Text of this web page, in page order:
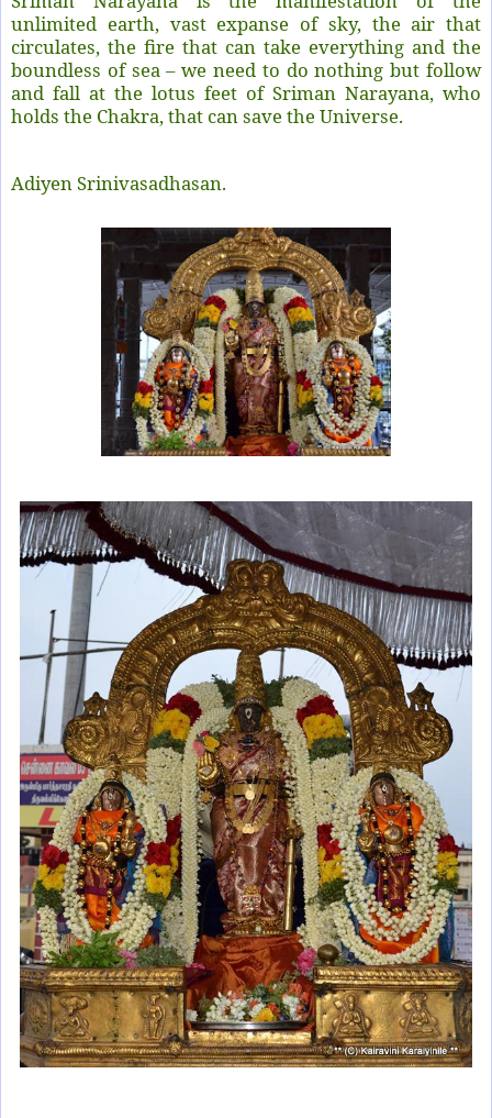
unlimited earth, vast expanse of sky, the air that
circulates, the fire that can take everything and the
boundless of sea – we need to do nothing but follow
and fall at the lotus feet of Sriman Narayana, who
holds the Chakra, that can save the Universe.
Adiyen Srinivasadhasan.